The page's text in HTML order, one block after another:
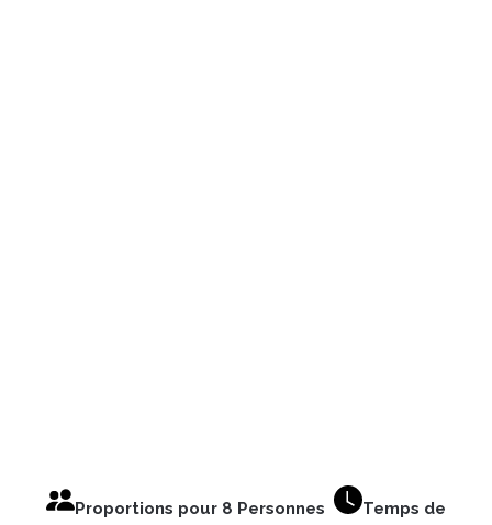
Proportions pour 8 Personnes
Temps de